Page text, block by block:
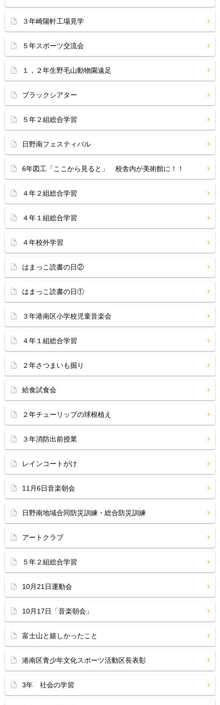
３年崎陽軒工場見学
５年スポーツ交流会
１，２年生野毛山動物園遠足
ブラックシアター
５年２組総合学習
日野南フェスティバル
6年図工「ここから見ると」 校舎内が美術館に！！
４年２組総合学習
４年１組総合学習
４年校外学習
はまっこ読書の日②
はまっこ読書の日①
３年港南区小学校児童音楽会
４年１組総合学習
２年さつまいも掘り
給食試食会
２年チューリップの球根植え
３年消防出前授業
レインコートがけ
11月6日音楽朝会
日野南地域合同防災訓練・総合防災訓練
アートクラブ
５年２組総合学習
10月21日運動会
10月17日「音楽朝会」
富士山と嬉しかったこと
港南区青少年文化スポーツ活動区長表彰
3年 社会の学習